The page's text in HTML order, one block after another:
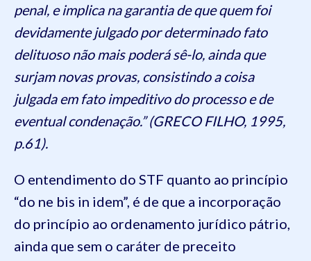
penal, e implica na garantia de que quem foi
devidamente julgado por determinado fato
delituoso não mais poderá sê-lo, ainda que
surjam novas provas, consistindo a coisa
julgada em fato impeditivo do processo e de
eventual condenação.” (GRECO FILHO, 1995,
p.61).
O entendimento do STF quanto ao princípio
“do ne bis in idem”, é de que a incorporação
do princípio ao ordenamento jurídico pátrio,
ainda que sem o caráter de preceito